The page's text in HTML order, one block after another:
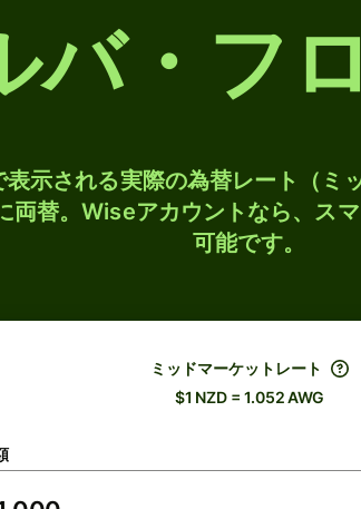
バ・フ
示される実際の為替レート（ミ
両替。Wiseアカウントなら、ス
可能です。
ミッドマーケットレート
$1 NZD = 1.052 AWG